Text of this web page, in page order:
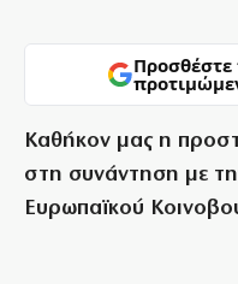
Καθήκον μας η
στη συνάντηση με
Ευρωπαϊκού